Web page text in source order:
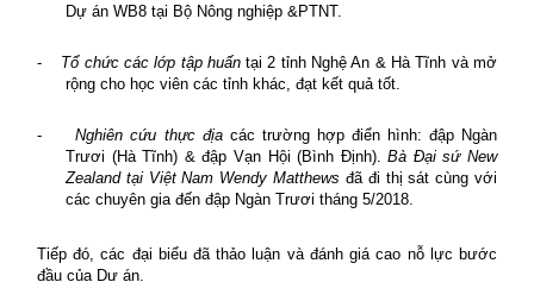
Dự án WB8 tại Bộ Nông nghiệp &PTNT.
- Tổ chức các lớp tập huấntại 2 tỉnh Nghệ An & Hà Tĩnh và mở
rộng cho học viên các tỉnh khác, đạt kết quả tốt.
- Nghiên cứu thực địacác trường hợp điển hình: đập Ngàn
Trươi (Hà Tĩnh) & đập Vạn Hội (Bình Định).Bà Đại sứ New
Zealand tại Việt Nam Wendy Matthews đã đi thị sát cùng với
các chuyên gia đến đập Ngàn Trươi tháng 5/2018.
Tiếp đó, các đại biểu đã thảo luận và đánh giá cao nỗ lực bước
đầu của Dự án.